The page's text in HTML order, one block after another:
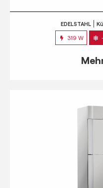
EDELSTAHL
319 W